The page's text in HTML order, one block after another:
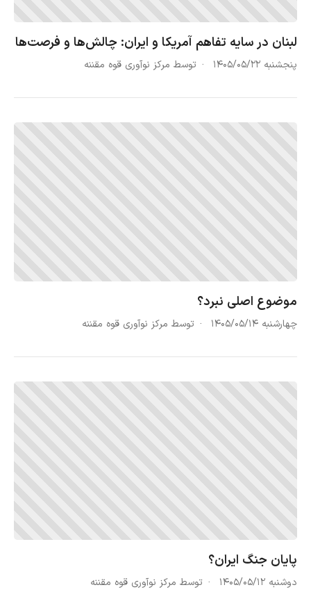
لبنان در سایه تفاهم آمریکا و ایران: چالش‌ها و فرصت‌ها
پنجشنبه ۱۴۰۵/۰۵/۲۲ توسط مرکز نوآوری قوه مقننه
موضوع اصلی نبرد؟
چهارشنبه ۱۴۰۵/۰۵/۱۴ توسط مرکز نوآوری قوه مقننه
پایان جنگ ایران؟
دوشنبه ۱۴۰۵/۰۵/۱۲ توسط مرکز نوآوری قوه مقننه